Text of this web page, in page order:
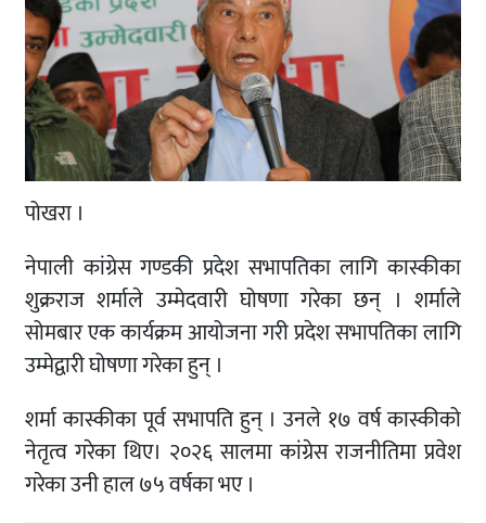
पोखरा ।
नेपाली कांग्रेस गण्डकी प्रदेश सभापतिका लागि कास्कीका
शुक्रराज शर्माले उम्मेदवारी घोषणा गरेका छन् । शर्माले
सोमबार एक कार्यक्रम आयोजना गरी प्रदेश सभापतिका लागि
उम्मेद्वारी घोषणा गरेका हुन् ।
शर्मा कास्कीका पूर्व सभापति हुन् । उनले १७ वर्ष कास्कीको
नेतृत्व गरेका थिए। २०२६ सालमा कांग्रेस राजनीतिमा प्रवेश
गरेका उनी हाल ७५ वर्षका भए ।